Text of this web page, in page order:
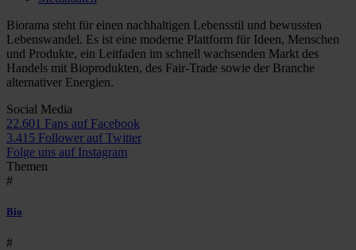
Biorama steht für einen nachhaltigen Lebensstil und bewussten
Lebenswandel. Es ist eine moderne Plattform für Ideen, Menschen
und Produkte, ein Leitfaden im schnell wachsenden Markt des
Handels mit Bioprodukten, des Fair-Trade sowie der Branche
alternativer Energien.
Social Media
22.601 Fans auf Facebook
3.415 Follower auf Twitter
Folge uns auf Instagram
Themen
#
Bio
#